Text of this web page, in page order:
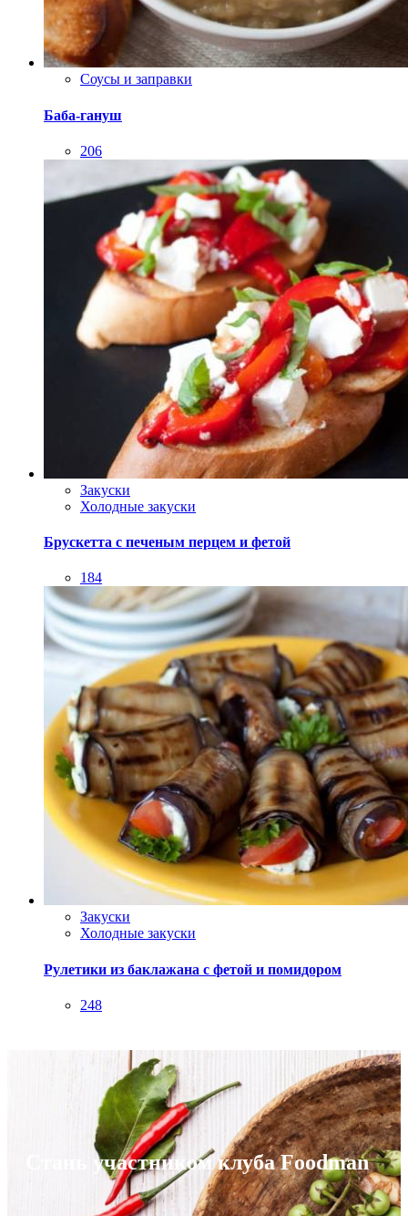
206
Закуски
Холодные закуски
Брускетта с печеным перцем и фетой
Закуски
Холодные закуски
Рулетики из баклажана с фетой и помидором
248
Добавляй свои рецепты с фото и видео
Общайся и делись опытом
Участвуй в конкурсах и выполняй задания
Зарабатывай на своих рецептах